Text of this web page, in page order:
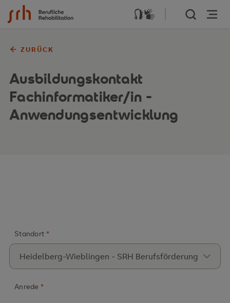
Zum Inhalt springen
ZURÜCK
Ausbildungskontakt
Fachinformatiker/in -
Anwendungsentwicklung
Standort *
Anrede *